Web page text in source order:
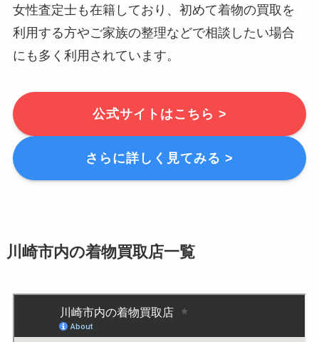
女性査定士も在籍しており、初めて着物の買取を
利用する方やご家族の整理などで相談したい場合
にも多く利用されています。
公式サイトはこちら >
さらに詳しく見てみる >
川崎市内の着物買取店一覧